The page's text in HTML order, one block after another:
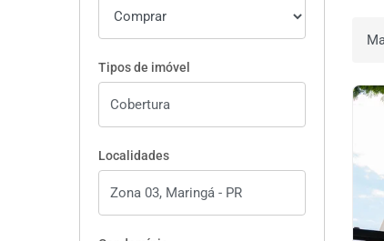
Tipos de imóvel
Localidades